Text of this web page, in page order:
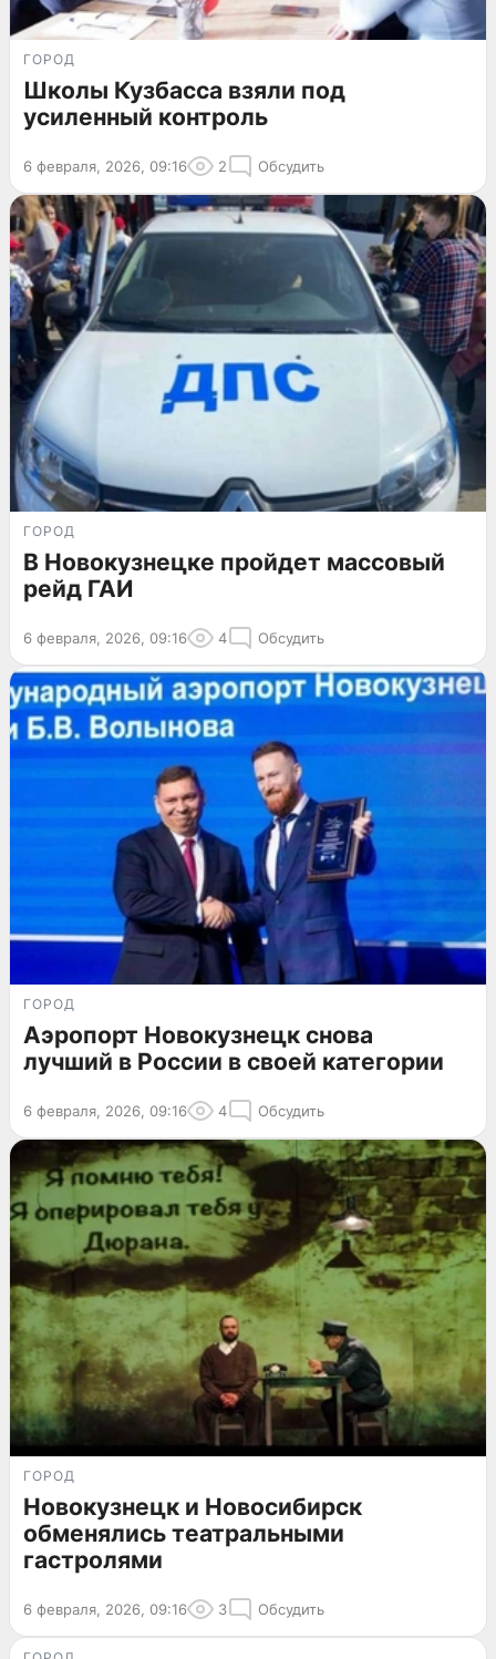
ГОРОД
Школы Кузбасса взяли под
усиленный контроль
6 февраля, 2026, 09:16 2 Обсудить
ГОРОД
В Новокузнецке пройдет массовый
рейд ГАИ
6 февраля, 2026, 09:16 4 Обсудить
ГОРОД
Аэропорт Новокузнецк снова
лучший в России в своей категории
6 февраля, 2026, 09:16 4 Обсудить
ГОРОД
Новокузнецк и Новосибирск
обменялись театральными
гастролями
6 февраля, 2026, 09:16 3 Обсудить